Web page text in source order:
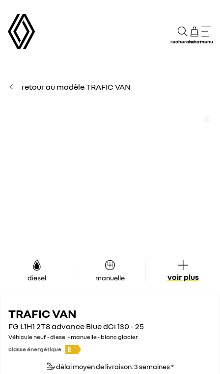
rechercheachatmenu
retour au modèle TRAFIC VAN
diesel manuelle voir plus
TRAFIC VAN
FG L1H1 2T8 advance Blue dCi 130 - 25
Véhicule neuf - diesel - manuelle - blanc glacier
classe énergétique
E
délai moyen de livraison: 3 semaines *